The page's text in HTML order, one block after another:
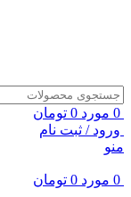
0 مورد 0 تومان
ورود / ثبت نام
منو
0 مورد 0 تومان